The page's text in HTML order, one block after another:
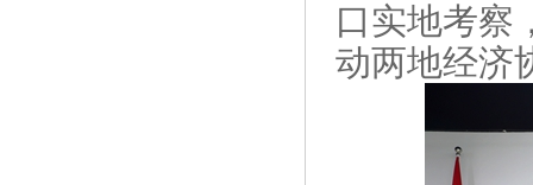
口实地考察
动两地经济